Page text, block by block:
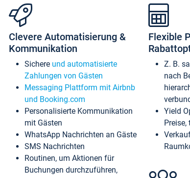
Clevere Automatisierung &
Kommunikation
Sichere und automatisierte
Zahlungen von Gästen
Messaging Plattform mit Airbnb
und Booking.com
Personalisierte Kommunikation
mit Gästen
WhatsApp Nachrichten an Gäste
SMS Nachrichten
Routinen, um Aktionen für
Buchungen durchzuführen,
Flexible
Z. B.
nach
Yield